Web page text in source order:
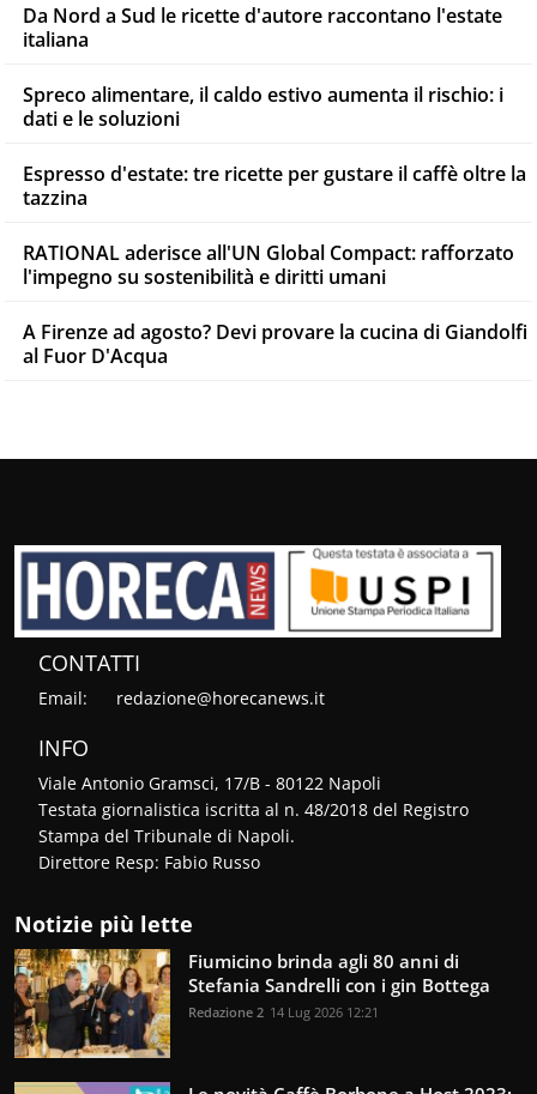
Da Nord a Sud le ricette d'autore raccontano l'estate
italiana
Spreco alimentare, il caldo estivo aumenta il rischio: i
dati e le soluzioni
Espresso d'estate: tre ricette per gustare il caffè oltre la
tazzina
RATIONAL aderisce all'UN Global Compact: rafforzato
l'impegno su sostenibilità e diritti umani
A Firenze ad agosto? Devi provare la cucina di Giandolfi
al Fuor D'Acqua
CONTATTI
Email: redazione@horecanews.it
INFO
Viale Antonio Gramsci, 17/B - 80122 Napoli
Testata giornalistica iscritta al n. 48/2018 del Registro
Stampa del Tribunale di Napoli.
Direttore Resp: Fabio Russo
Notizie più lette
Fiumicino brinda agli 80 anni di
Stefania Sandrelli con i gin Bottega
Redazione 2 14 Lug 2026 12:21